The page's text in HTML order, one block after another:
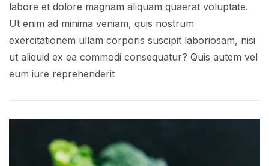
labore et dolore magnam aliquam quaerat voluptate.
Ut enim ad minima veniam, quis nostrum
exercitationem ullam corporis suscipit laboriosam, nisi
ut aliquid ex ea commodi consequatur? Quis autem vel
eum iure reprehenderit